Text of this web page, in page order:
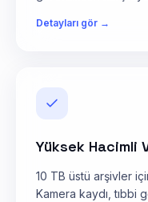
Detayları gör →
Yüksek Hacimli
10 TB üstü arşivler
Kamera kaydı, tıbbi